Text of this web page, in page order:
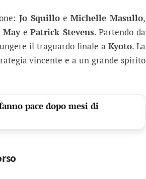
Jo Squilloe Michelle Masullo,
MayePatrick Stevens. Partendo da
il traguardo finale a Kyoto. La
vincente e a un grande spirito
pace dopo mesi di